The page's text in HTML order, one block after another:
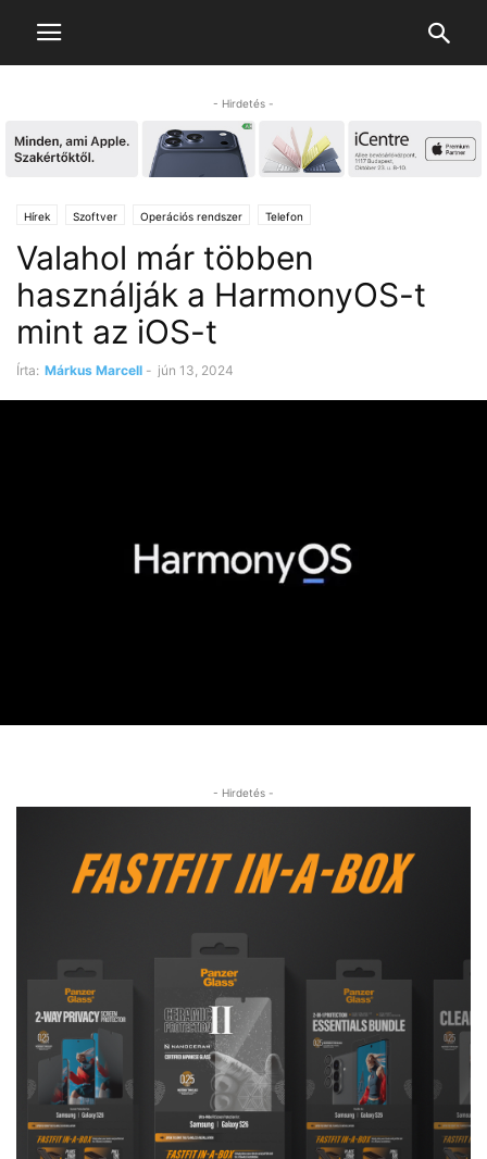
- Hirdetés -
Hírek Szoftver Operációs rendszer Telefon
Valahol már többen
használják a HarmonyOS-t
mint az iOS-t
Írta: Márkus Marcell - jún 13, 2024
- Hirdetés -